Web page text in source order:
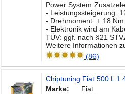
Power System
- Leistungssteigerung:
- Drehmoment: + 18 Nm
- Elektronik wird am
TÜV: ggf. nach §21
Weitere Informationen
(86)
Chiptuning Fiat 500 L
Marke:
Fiat